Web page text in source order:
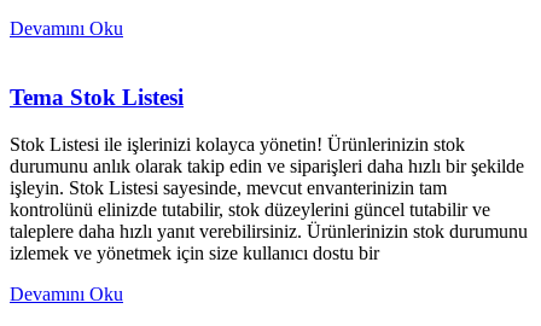
Devamını Oku
Tema Stok Listesi
Stok Listesi ile işlerinizi kolayca yönetin! Ürünlerinizin stok
durumunu anlık olarak takip edin ve siparişleri daha hızlı bir şekilde
işleyin. Stok Listesi sayesinde, mevcut envanterinizin tam
kontrolünü elinizde tutabilir, stok düzeylerini güncel tutabilir ve
taleplere daha hızlı yanıt verebilirsiniz. Ürünlerinizin stok durumunu
izlemek ve yönetmek için size kullanıcı dostu bir
Devamını Oku